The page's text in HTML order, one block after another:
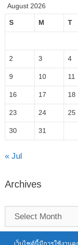
August 2026
S M T
2 3 4
9 10 11
16 17 18
23 24 25
30 31
« Jul
Archives
Terms of